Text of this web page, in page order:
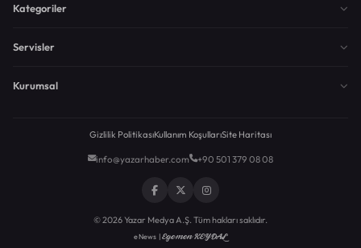
Kategoriler
Servisler
Kurumsal
Gizlilik PolitikasıKullanım KoşullarıSite Haritası
info@yazarhaber.com +90 501 379 08 08
© 2026 Yazar Medya A.Ş. Tüm hakları saklıdır.
eNews |Egemen KEYDAL